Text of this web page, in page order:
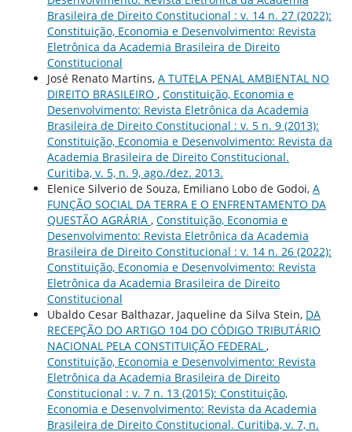
Brasileira de Direito Constitucional : v. 14 n. 27 (2022):
Constituição, Economia e Desenvolvimento: Revista
Eletrônica da Academia Brasileira de Direito
Constitucional
José Renato Martins, A TUTELA PENAL AMBIENTAL NO
DIREITO BRASILEIRO , Constituição, Economia e
Desenvolvimento: Revista Eletrônica da Academia
Brasileira de Direito Constitucional : v. 5 n. 9 (2013):
Constituição, Economia e Desenvolvimento: Revista da
Academia Brasileira de Direito Constitucional.
Curitiba, v. 5, n. 9, ago./dez. 2013.
Elenice Silverio de Souza, Emiliano Lobo de Godoi, A
FUNÇÃO SOCIAL DA TERRA E O ENFRENTAMENTO DA
QUESTÃO AGRÁRIA , Constituição, Economia e
Desenvolvimento: Revista Eletrônica da Academia
Brasileira de Direito Constitucional : v. 14 n. 26 (2022):
Constituição, Economia e Desenvolvimento: Revista
Eletrônica da Academia Brasileira de Direito
Constitucional
Ubaldo Cesar Balthazar, Jaqueline da Silva Stein, DA
RECEPÇÃO DO ARTIGO 104 DO CÓDIGO TRIBUTÁRIO
NACIONAL PELA CONSTITUIÇÃO FEDERAL ,
Constituição, Economia e Desenvolvimento: Revista
Eletrônica da Academia Brasileira de Direito
Constitucional : v. 7 n. 13 (2015): Constituição,
Economia e Desenvolvimento: Revista da Academia
Brasileira de Direito Constitucional. Curitiba, v. 7, n.